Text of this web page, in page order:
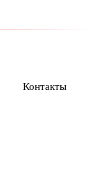
Контакты